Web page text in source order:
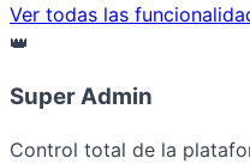
Ver todas las
👑
Super Admin
Control total de la